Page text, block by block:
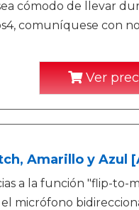
cómodo de llevar
comuníquese con
Ver
Amarillo y Azul
a la función "flip-to-
micrófono